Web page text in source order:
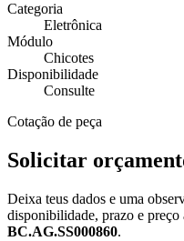
Categoria
Eletrônica
Módulo
Chicotes
Disponibilidade
Consulte
Cotação de peça
Solicitar
Deixa teus dados e uma
disponibilidade, prazo e
BC.AG.SS000860.